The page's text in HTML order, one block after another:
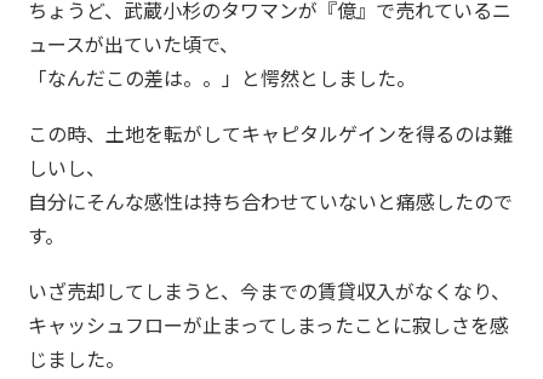
ちょうど、武蔵小杉のタワマンが『億』で売れているニ
ュースが出ていた頃で、
「なんだこの差は。。」と愕然としました。
この時、土地を転がしてキャピタルゲインを得るのは難
しいし、
自分にそんな感性は持ち合わせていないと痛感したので
す。
いざ売却してしまうと、今までの賃貸収入がなくなり、
キャッシュフローが止まってしまったことに寂しさを感
じました。